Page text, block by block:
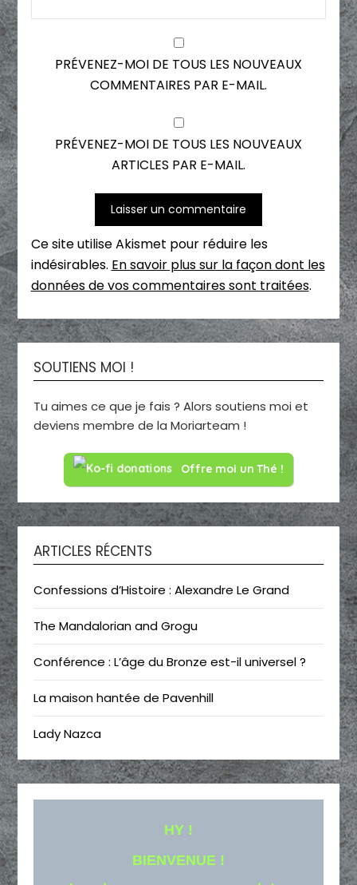
PRÉVENEZ-MOI DE TOUS LES NOUVEAUX
COMMENTAIRES PAR E-MAIL.
PRÉVENEZ-MOI DE TOUS LES NOUVEAUX
ARTICLES PAR E-MAIL.
Ce site utilise Akismet pour réduire les
indésirables. En savoir plus sur la façon dont les
données de vos commentaires sont traitées.
SOUTIENS MOI !
Tu aimes ce que je fais ? Alors soutiens moi et
deviens membre de la Moriarteam !
Offre moi un Thé !
ARTICLES RÉCENTS
Confessions d’Histoire : Alexandre Le Grand
The Mandalorian and Grogu
Conférence : L’âge du Bronze est-il universel ?
La maison hantée de Pavenhill
Lady Nazca
HY !
BIENVENUE !